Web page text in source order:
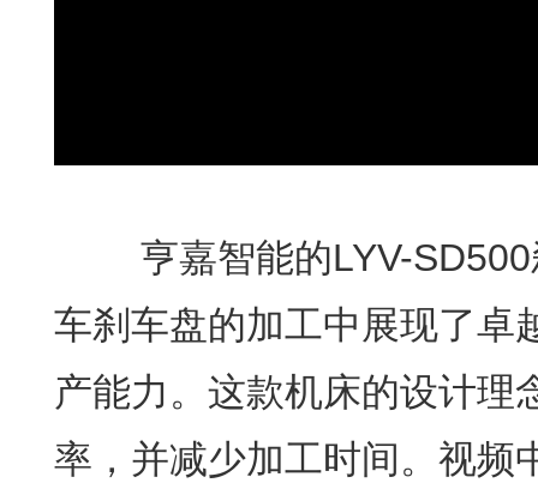
亨嘉智能的LYV-SD500
车刹车盘的加工中展现了卓
产能力。这款机床的设计理
率，并减少加工时间。视频